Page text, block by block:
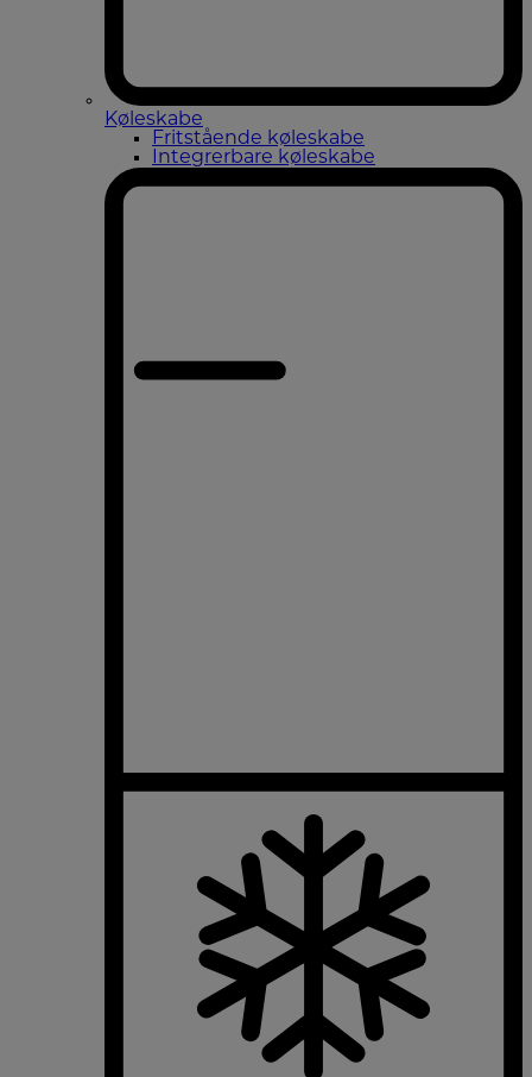
Køleskabe
Fritstående køleskabe
Integrerbare køleskabe